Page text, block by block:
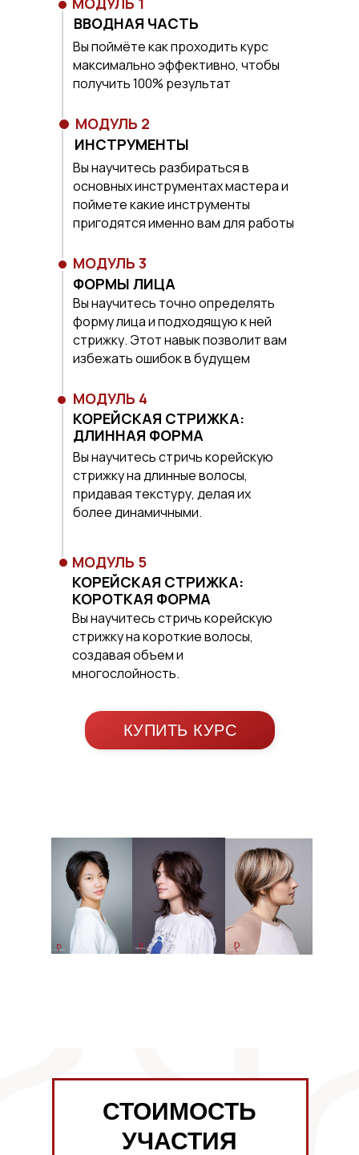
МОДУЛЬ 2
ВВОДНАЯ ЧАСТЬ
Вы поймёте как проходить курс
максимально эффективно, чтобы
получить 100% результат
МОДУЛЬ 3
ИНСТРУМЕНТЫ
Вы научитесь разбираться в
основных инструментах мастера и
поймете какие инструменты
пригодятся именно вам для работы
МОДУЛЬ 4
КУПИТЬ КУРС
ФОРМЫ ЛИЦА
Вы научитесь точно определять
форму лица и подходящую к ней
стрижку. Этот навык позволит вам
избежать ошибок в будущем
МОДУЛЬ 5
КОРЕЙСКАЯ СТРИЖКА:
ДЛИННАЯ ФОРМА
Вы научитесь стричь корейскую
стрижку на длинные волосы,
придавая текстуру, делая их
более динамичными.
КОРЕЙСКАЯ СТРИЖКА:
КОРОТКАЯ ФОРМА
Вы научитесь стричь корейскую
стрижку на короткие волосы,
создавая объем и
многослойность.
СТОИМОСТЬ
УЧАСТИЯ